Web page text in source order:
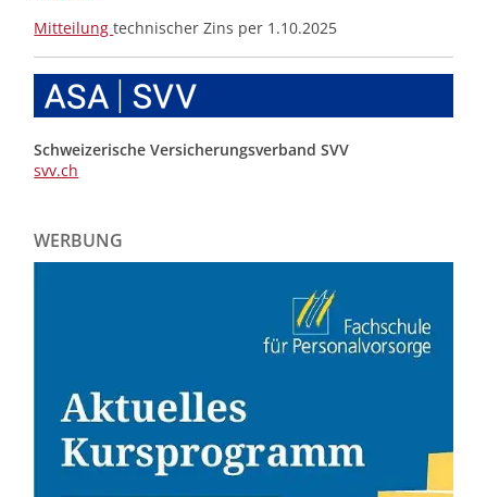
Mitteilungtechnischer Zins per 1.10.2025
Schweizerische Versicherungsverband SVV
svv.ch
WERBUNG